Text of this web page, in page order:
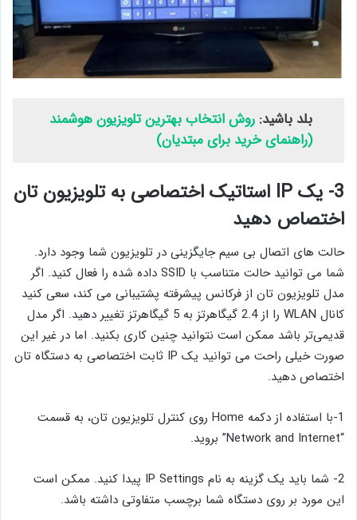
بلد باشید: روش انتخاب بهترین تلویزیون هوشمند
(راهنمای خرید برای مبتدیان)
3- یک IP استاتیک اختصاصی به تلویزیون تان
اختصاص دهید
حالت ‌های اتصال بی سیم جایگزینی در تلویزیون شما وجود دارد.
شما می‌ توانید حالت متناسب با SSID داده شده را فعال کنید. اگر
مدل تلویزیون تان از فرکانس پیشرفته پشتیبانی می ‌کند، سعی کنید
کانال WLAN را از 2.4 گیگاهرتز به 5 گیگاهرتز تغییر دهید. اگر مدل
قدیمی‌تر باشد ممکن است نتوانید چنین کاری بکنید. اما در غیر این
صورت خیلی راحت می‌ توانید یک IP ثابت اختصاصی به دستگاه تان
اختصاص دهید.
1-با استفاده از دکمه Home روی کنترل تلویزیون تان، به قسمت
“Network and Internet” بروید.
2- شما باید یک گزینه به نام IP Settings پیدا کنید. ممکن است
این مورد بر روی دستگاه شما برچسب متفاوتی داشته باشد.